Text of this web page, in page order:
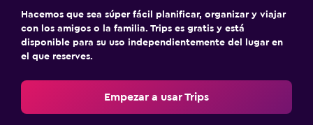
Habitación
Perchero
Salud y seguridad
Hacemos que sea súper fácil planificar, organizar y viajar
con los amigos o la familia. Trips es gratis y está
disponible para su uso independientemente del lugar en
el que reserves.
Empezar a usar Trips